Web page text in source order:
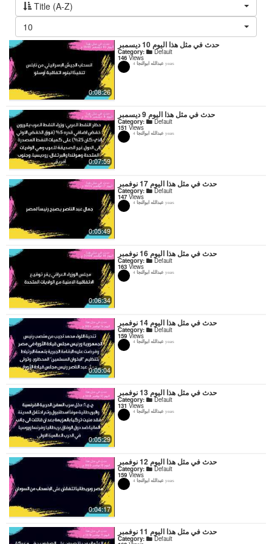
Title (A-Z)
10
0:08:26
حدث في مثل هذا اليوم 10 ديسمبر
Category: Default
146 Views
عبدالله ابوالنجا 4 years
0:07:59
حدث في مثل هذا اليوم 9 ديسمبر
Category: Default
151 Views
عبدالله ابوالنجا 4 years
0:05:49
حدث في مثل هذا اليوم 17 نوفمبر
Category: Default
147Views
عبدالله ابوالنجا 4 years
0:06:34
حدث في مثل هذا اليوم 16 نوفمبر
Category: Default
163 Views
عبدالله ابوالنجا 4 years
0:05:04
حدث في مثل هذا اليوم 14 نوفمبر
Category: Default
159 Views
عبدالله ابوالنجا 4 years
0:05:29
حدث في مثل هذا اليوم 13 نوفمبر
Category: Default
131 Views
عبدالله ابوالنجا 4 years
0:04:17
حدث في مثل هذا اليوم 12 نوفمبر
Category: Default
159 Views
عبدالله ابوالنجا 4 years
حدث في مثل هذا اليوم 11 نوفمبر
Category: Default